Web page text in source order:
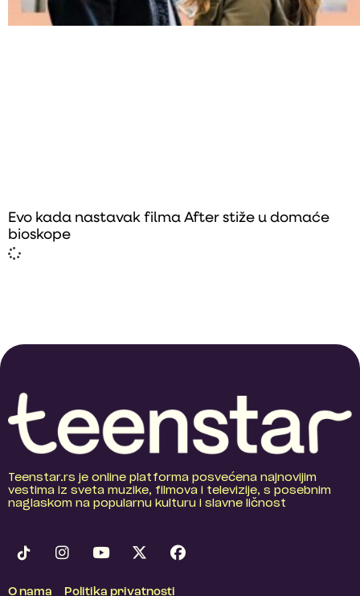
Evo kada nastavak filma After stiže u domaće
bioskope
Teenstar.rs je online platforma posvećena najnovijim
vestima iz sveta muzike, filmova i televizije, s posebnim
naglaskom na popularnu kulturu i slavne ličnost
O nama Politika privatnosti